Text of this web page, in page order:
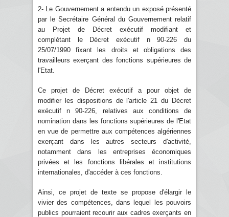
2- Le Gouvernement a entendu un exposé présenté
par le Secrétaire Général du Gouvernement relatif
au Projet de Décret exécutif modifiant et
complétant le Décret exécutif n 90-226 du
25/07/1990 fixant les droits et obligations des
travailleurs exerçant des fonctions supérieures de
l'Etat.
Ce projet de Décret exécutif a pour objet de
modifier les dispositions de l'article 21 du Décret
exécutif n 90-226, relatives aux conditions de
nomination dans les fonctions supérieures de l'Etat
en vue de permettre aux compétences algériennes
exerçant dans les autres secteurs d'activité,
notamment dans les entreprises économiques
privées et les fonctions libérales et institutions
internationales, d'accéder à ces fonctions.
Ainsi, ce projet de texte se propose d'élargir le
vivier des compétences, dans lequel les pouvoirs
publics pourraient recourir aux cadres exerçants en